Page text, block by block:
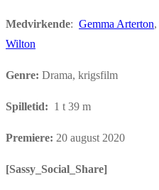
Medvirkende: Gemma Arterton,
Wilton
Genre: Drama, krigsfilm
Spilletid: 1 t 39 m
Premiere: 20 august 2020
[Sassy_Social_Share]